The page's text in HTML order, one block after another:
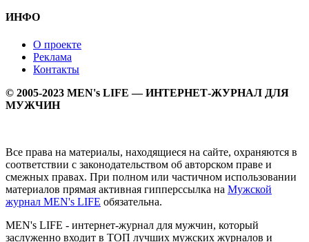
ИНФО
О проекте
Реклама
Контакты
© 2005-2023 MEN's LIFE — ИНТЕРНЕТ-ЖУРНАЛ ДЛЯ
МУЖЧИН
Все права на материалы, находящиеся на сайте, охраняются в
соответствии с законодательством об авторском праве и
смежных правах. При полном или частичном использовании
материалов прямая активная гипперссылка на Мужской
журнал MEN's LIFE обязательна.
MEN's LIFE - интернет-журнал для мужчин, который
заслуженно входит в ТОП лучших мужских журналов и